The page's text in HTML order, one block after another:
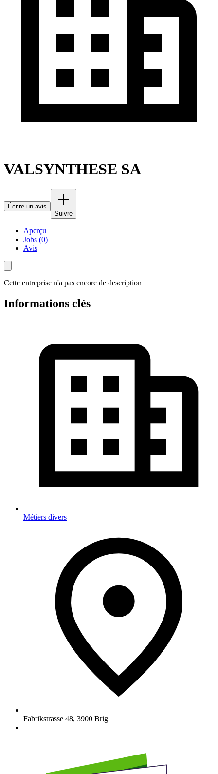
VALSYNTHESE SA
Écrire un avis
Suivre
Aperçu
Jobs (0)
Avis
Cette entreprise n'a pas encore de description
Informations clés
Métiers divers
Fabrikstrasse 48, 3900 Brig